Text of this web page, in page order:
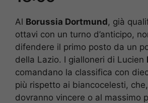
Al Borussia Dortmund, già
ottavi con un turno d’anticipo,
difendere il primo posto da un
della Lazio. I gialloneri di Lucien
comandano la classifica con
più rispetto ai biancocelesti,
dovranno vincere o al massimo